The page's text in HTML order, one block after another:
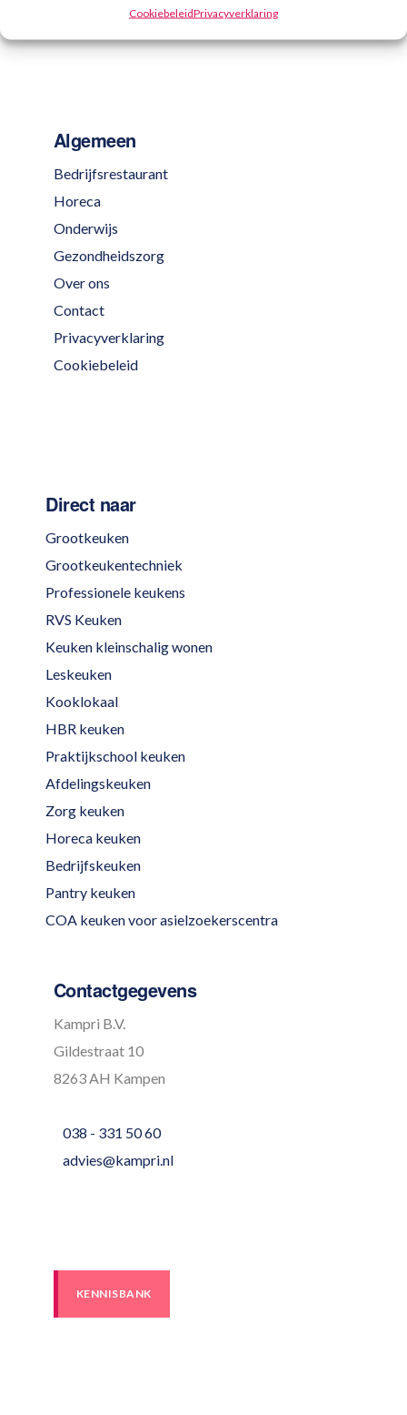
CookiebeleidPrivacyverklaring
Algemeen
Bedrijfsrestaurant
Horeca
Onderwijs
Gezondheidszorg
Over ons
Contact
Privacyverklaring
Cookiebeleid
Direct naar
Grootkeuken
Grootkeukentechniek
Professionele keukens
RVS Keuken
Keuken kleinschalig wonen
Leskeuken
Kooklokaal
HBR keuken
Praktijkschool keuken
Afdelingskeuken
Zorg keuken
Horeca keuken
Bedrijfskeuken
Pantry keuken
COA keuken voor asielzoekerscentra
Contactgegevens
Kampri B.V.
Gildestraat 10
8263 AH Kampen
038 - 331 50 60
advies@kampri.nl
KENNISBANK